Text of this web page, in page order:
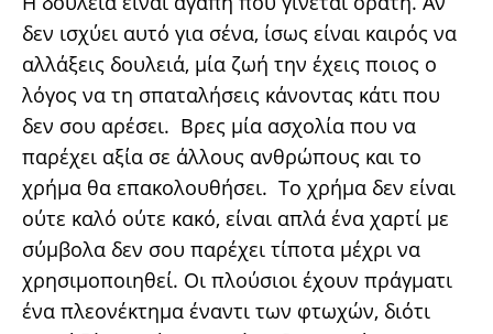
δεν ισχύει αυτό για σένα, ίσως είναι καιρός να
αλλάξεις δουλειά, μία ζωή την έχεις ποιος ο
λόγος να τη σπαταλήσεις κάνοντας κάτι που
δεν σου αρέσει. Βρες μία ασχολία που να
παρέχει αξία σε άλλους ανθρώπους και το
χρήμα θα επακολουθήσει. Το χρήμα δεν είναι
ούτε καλό ούτε κακό, είναι απλά ένα χαρτί με
σύμβολα δεν σου παρέχει τίποτα μέχρι να
χρησιμοποιηθεί. Οι πλούσιοι έχουν πράγματι
ένα πλεονέκτημα έναντι των φτωχών, διότι